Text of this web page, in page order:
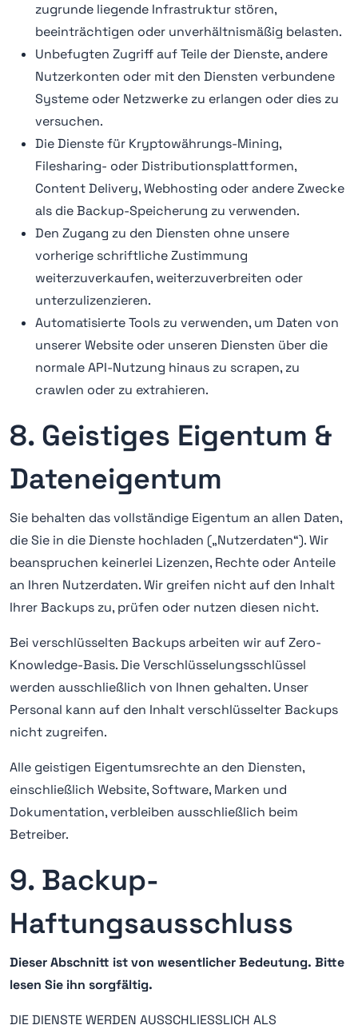
zugrunde liegende Infrastruktur stören,
beeinträchtigen oder unverhältnismäßig belasten.
Unbefugten Zugriff auf Teile der Dienste, andere
Nutzerkonten oder mit den Diensten verbundene
Systeme oder Netzwerke zu erlangen oder dies zu
versuchen.
Die Dienste für Kryptowährungs-Mining,
Filesharing- oder Distributionsplattformen,
Content Delivery, Webhosting oder andere Zwecke
als die Backup-Speicherung zu verwenden.
Den Zugang zu den Diensten ohne unsere
vorherige schriftliche Zustimmung
weiterzuverkaufen, weiterzuverbreiten oder
unterzulizenzieren.
Automatisierte Tools zu verwenden, um Daten von
unserer Website oder unseren Diensten über die
normale API-Nutzung hinaus zu scrapen, zu
crawlen oder zu extrahieren.
8. Geistiges Eigentum &
Dateneigentum
Sie behalten das vollständige Eigentum an allen Daten,
die Sie in die Dienste hochladen („Nutzerdaten“). Wir
beanspruchen keinerlei Lizenzen, Rechte oder Anteile
an Ihren Nutzerdaten. Wir greifen nicht auf den Inhalt
Ihrer Backups zu, prüfen oder nutzen diesen nicht.
Bei verschlüsselten Backups arbeiten wir auf Zero-
Knowledge-Basis. Die Verschlüsselungsschlüssel
werden ausschließlich von Ihnen gehalten. Unser
Personal kann auf den Inhalt verschlüsselter Backups
nicht zugreifen.
Alle geistigen Eigentumsrechte an den Diensten,
einschließlich Website, Software, Marken und
Dokumentation, verbleiben ausschließlich beim
Betreiber.
9. Backup-
Haftungsausschluss
Dieser Abschnitt ist von wesentlicher Bedeutung. Bitte
lesen Sie ihn sorgfältig.
DIE DIENSTE WERDEN AUSSCHLIESSLICH ALS